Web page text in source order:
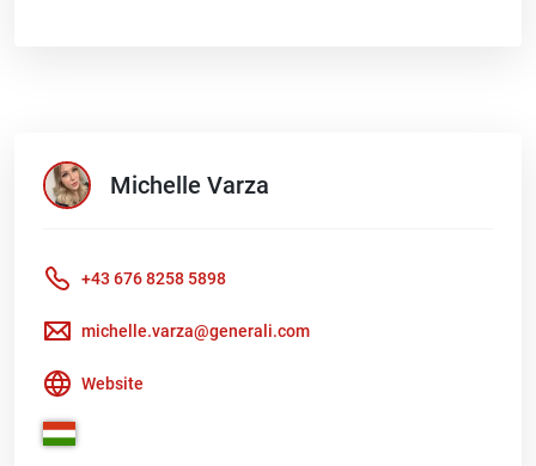
Michelle Varza
+43 676 8258 5898
michelle.varza@generali.com
Website